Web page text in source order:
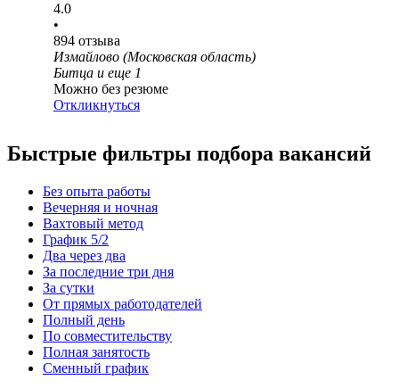
4.0
•
894 отзыва
Измайлово (Московская область)
Битца и еще 1
Можно без резюме
Откликнуться
Быстрые фильтры подбора вакансий
Без опыта работы
Вечерняя и ночная
Вахтовый метод
График 5/2
Два через два
За последние три дня
За сутки
От прямых работодателей
Полный день
По совместительству
Полная занятость
Сменный график